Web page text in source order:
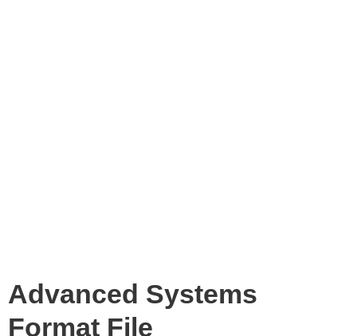
Advanced Systems
Format File